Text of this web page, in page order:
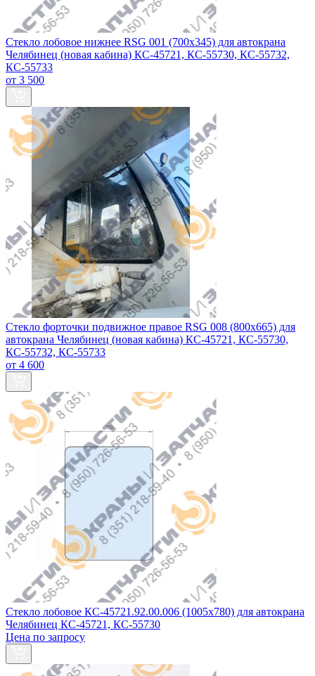
Стекло лобовое нижнее RSG 001 (700х345) для автокрана
Челябинец (новая кабина) КС-45721, КС-55730, КС-55732,
КС-55733
от 3 500
Стекло форточки подвижное правое RSG 008 (800x665) для
автокрана Челябинец (новая кабина) КС-45721, КС-55730,
КС-55732, КС-55733
от 4 600
Стекло лобовое КС-45721.92.00.006 (1005x780) для автокрана
Челябинец КС-45721, КС-55730
Цена по запросу